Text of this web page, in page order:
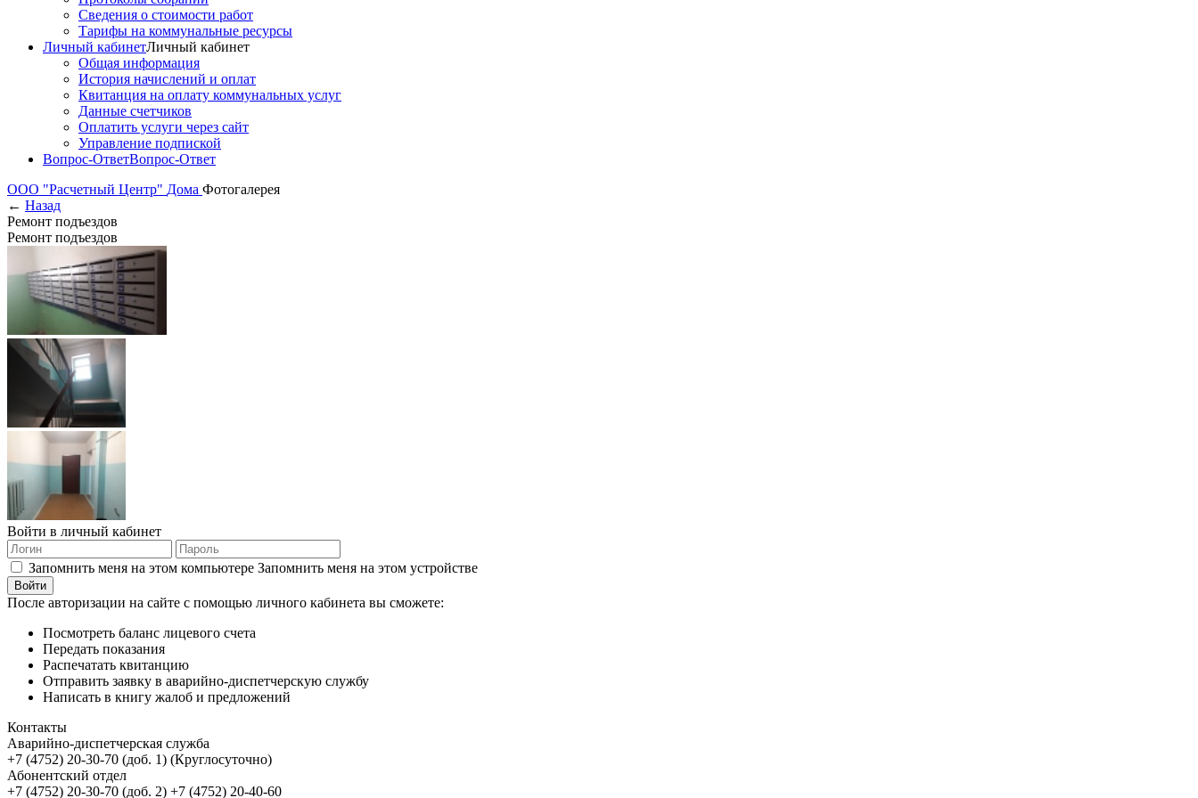
Сведения о стоимости работ
Тарифы на коммунальные ресурсы
Личный кабинетЛичный кабинет
Общая информация
История начислений и оплат
Квитанция на оплату коммунальных услуг
Данные счетчиков
Оплатить услуги через сайт
Управление подпиской
Вопрос-ОтветВопрос-Ответ
ООО "Расчетный Центр" Дома Фотогалерея
← Назад
Ремонт подъездов
Ремонт подъездов
Войти в личный кабинет
Запомнить меня на этом компьютере Запомнить меня на этом устройстве
После авторизации на сайте с помощью личного кабинета вы сможете:
Посмотреть баланс лицевого счета
Передать показания
Распечатать квитанцию
Отправить заявку в аварийно-диспетчерскую службу
Написать в книгу жалоб и предложений
Контакты
Аварийно-диспетчерская служба
+7 (4752) 20-30-70 (доб. 1) (Круглосуточно)
Абонентский отдел
+7 (4752) 20-30-70 (доб. 2) +7 (4752) 20-40-60